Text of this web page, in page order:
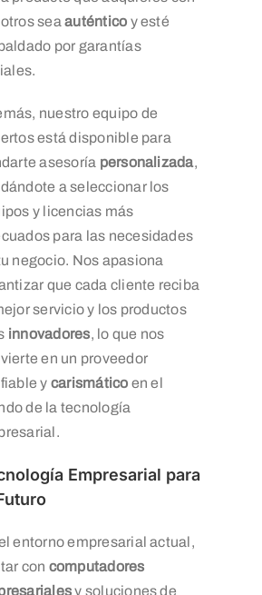
seaauténtico y esté
por garantías
nuestro equipo de
está disponible para
asesoría personalizada,
a seleccionar los
y licencias más
para las necesidades
negocio. Nos apasiona
que cada cliente reciba
servicio y los productos
innovadores, lo que nos
en un proveedor
y carismático en el
de la tecnología
Empresarial para
entorno empresarial actual,
con computadores
y soluciones de